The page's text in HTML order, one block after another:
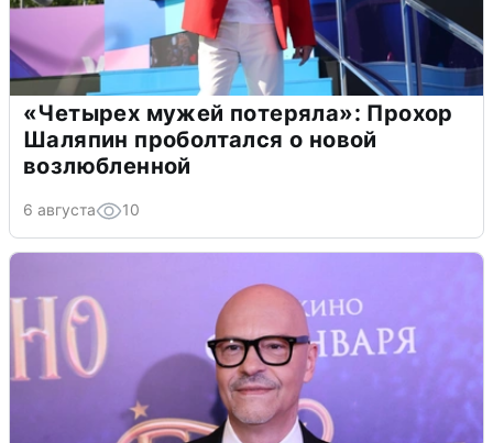
«Четырех мужей потеряла»: Прохор
Шаляпин проболтался о новой
возлюбленной
6 августа 10